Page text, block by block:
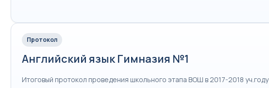
Протокол
Английский язык Гимназия №1
Итоговый протокол проведения школьного этапа ВОШ в 2017-2018 уч.году